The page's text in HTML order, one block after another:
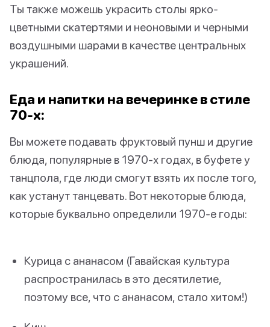
Ты также можешь украсить столы ярко-
цветными скатертями и неоновыми и черными
воздушными шарами в качестве центральных
украшений.
Еда и напитки на вечеринке в стиле
70-х:
Вы можете подавать фруктовый пунш и другие
блюда, популярные в 1970-х годах, в буфете у
танцпола, где люди смогут взять их после того,
как устанут танцевать. Вот некоторые блюда,
которые буквально определили 1970-е годы:
Курица с ананасом (Гавайская культура
распространилась в это десятилетие,
поэтому все, что с ананасом, стало хитом!)